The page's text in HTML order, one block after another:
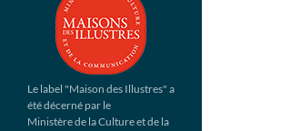
Le label "Maison des Illustres" a
été décerné par le
Ministère de la Culture et de la